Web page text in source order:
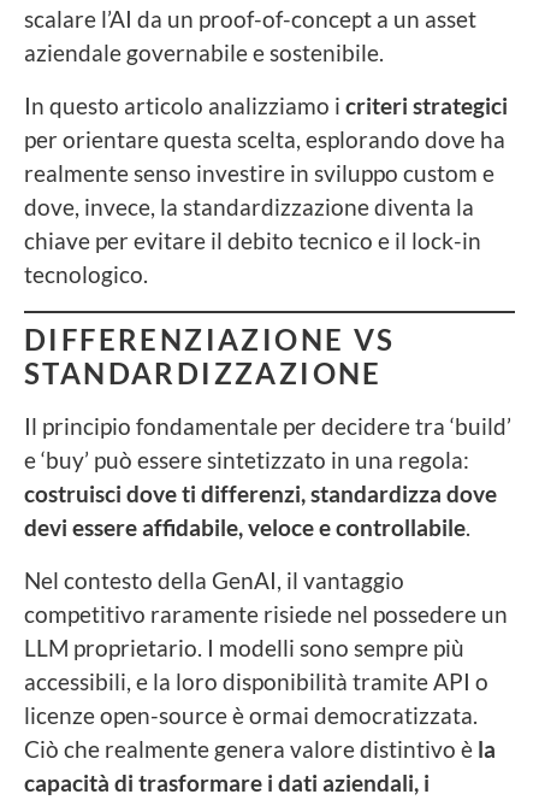
scalare l’AI da un proof-of-concept a un asset
aziendale governabile e sostenibile.
In questo articolo analizziamo i criteri strategici
per orientare questa scelta, esplorando dove ha
realmente senso investire in sviluppo custom e
dove, invece, la standardizzazione diventa la
chiave per evitare il debito tecnico e il lock-in
tecnologico.
DIFFERENZIAZIONE VS
STANDARDIZZAZIONE
Il principio fondamentale per decidere tra ‘build’
e ‘buy’ può essere sintetizzato in una regola:
costruisci dove ti differenzi, standardizza dove
devi essere affidabile, veloce e controllabile.
Nel contesto della GenAI, il vantaggio
competitivo raramente risiede nel possedere un
LLM proprietario. I modelli sono sempre più
accessibili, e la loro disponibilità tramite API o
licenze open-source è ormai democratizzata.
Ciò che realmente genera valore distintivo è la
capacità di trasformare i dati aziendali, i